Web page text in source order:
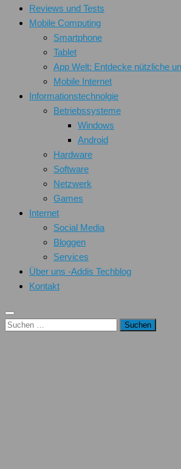
Reviews und Tests
Mobile Computing
Smartphone
Tablet
App Welt: Entdecke nützliche
Mobile Internet
Informationstechnolgie
Betriebssysteme
Windows
Android
Hardware
Software
Netzwerk
Games
Internet
Social Media
Bloggen
Services
Über uns -Addis Techblog
Kontakt
Suchen